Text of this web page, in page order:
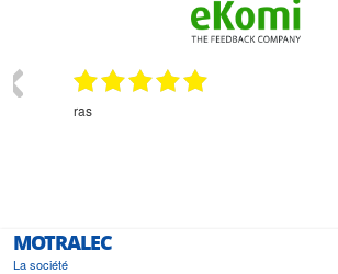
ras
MOTRALEC
La société